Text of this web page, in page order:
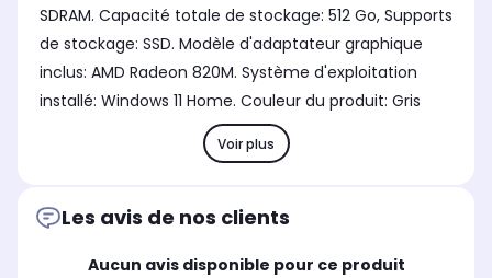
SDRAM. Capacité totale de stockage: 512 Go, Supports
de stockage: SSD. Modèle d'adaptateur graphique
inclus: AMD Radeon 820M. Système d'exploitation
installé: Windows 11 Home. Couleur du produit: Gris
Voir plus
Les avis de nos clients
Aucun avis disponible pour ce produit